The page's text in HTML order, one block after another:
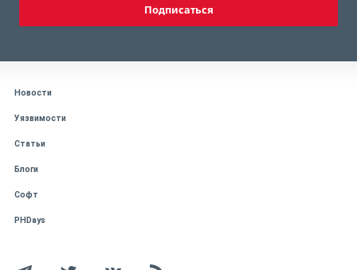
Подписаться
Новости
Уязвимости
Статьи
Блоги
Софт
PHDays